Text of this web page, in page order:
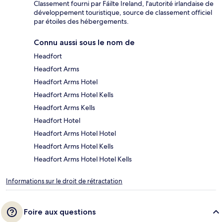
Classement fourni par Fáilte Ireland, l'autorité irlandaise de
développement touristique, source de classement officiel
par étoiles des hébergements.
Connu aussi sous le nom de
Headfort
Headfort Arms
Headfort Arms Hotel
Headfort Arms Hotel Kells
Headfort Arms Kells
Headfort Hotel
Headfort Arms Hotel Hotel
Headfort Arms Hotel Kells
Headfort Arms Hotel Hotel Kells
Informations sur le droit de rétractation
Foire aux questions